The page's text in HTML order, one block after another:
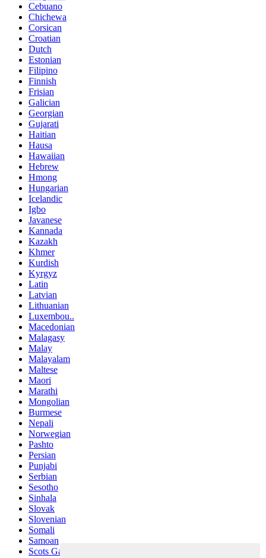
Cebuano
Chichewa
Corsican
Croatian
Dutch
Estonian
Filipino
Finnish
Frisian
Galician
Georgian
Gujarati
Haitian
Hausa
Hawaiian
Hebrew
Hmong
Hungarian
Icelandic
Igbo
Javanese
Kannada
Kazakh
Khmer
Kurdish
Kyrgyz
Latin
Latvian
Lithuanian
Luxembou..
Macedonian
Malagasy
Malay
Malayalam
Maltese
Maori
Marathi
Mongolian
Burmese
Nepali
Norwegian
Pashto
Persian
Punjabi
Serbian
Sesotho
Sinhala
Slovak
Slovenian
Somali
Samoan
Scots Gaelic